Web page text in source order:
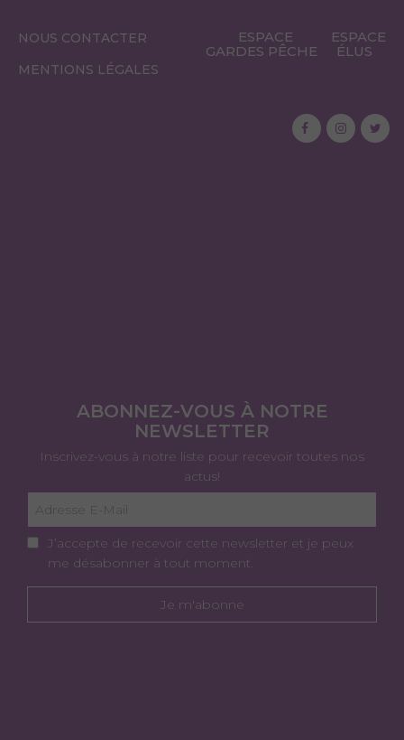
NOUS CONTACTER
MENTIONS LÉGALES
ESPACE
GARDES PÊCHE
ESPACE
ÉLUS
ABONNEZ-VOUS À NOTRE
NEWSLETTER
Inscrivez-vous à notre liste pour recevoir toutes nos
actus!
J’accepte de recevoir cette newsletter et je peux
me désabonner à tout moment.
Je m'abonne